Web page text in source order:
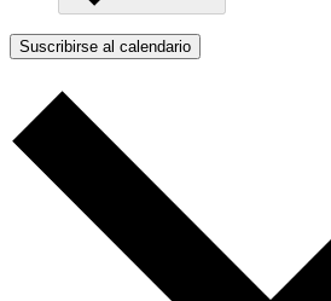
Suscribirse al calendario